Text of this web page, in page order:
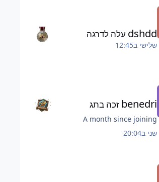
dshdd עלה לדרגה
שלישי ב12:45
benedri זכה בתג
A month since joining
שני ב20:04